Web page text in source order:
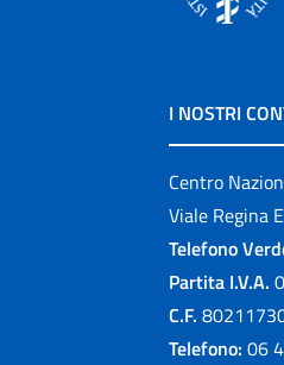
I NOSTRI
Centro
Viale Regina
Telefono
Partita I.V.A.
C.F.
Telefono: 06